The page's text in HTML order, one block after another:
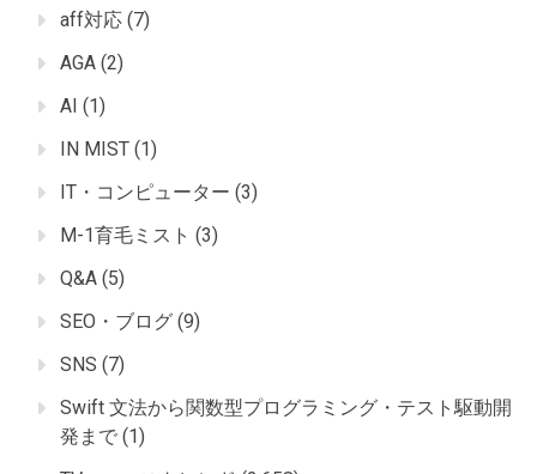
aff対応 (7)
AGA (2)
AI (1)
IN MIST (1)
IT・コンピューター (3)
M-1育毛ミスト (3)
Q&A (5)
SEO・ブログ (9)
SNS (7)
Swift 文法から関数型プログラミング・テスト駆動開
発まで (1)